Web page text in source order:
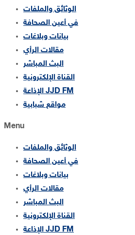
الوثائق والملفات
في أعين الصحافة
بيانات وبلاغات
مقالات الرأي
البث المباشر
القناة الإلكترونية
الإذاعة JJD FM
مواقع شبابية
Menu
الوثائق والملفات
في أعين الصحافة
بيانات وبلاغات
مقالات الرأي
البث المباشر
القناة الإلكترونية
الإذاعة JJD FM